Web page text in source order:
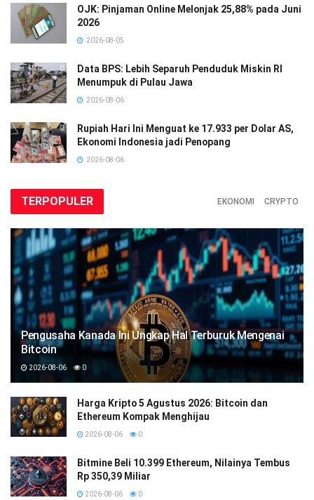
OJK: Pinjaman Online Melonjak 25,88% pada Juni
2026
2026-08-05
Data BPS: Lebih Separuh Penduduk Miskin RI
Menumpuk di Pulau Jawa
2026-08-06
Rupiah Hari Ini Menguat ke 17.933 per Dolar AS,
Ekonomi Indonesia jadi Penopang
2026-08-06
TERPOPULER EKONOMI CRYPTO
Pengusaha Kanada Ini Ungkap Hal Terburuk Mengenai
Bitcoin
2026-08-06 0
Harga Kripto 5 Agustus 2026: Bitcoin dan
Ethereum Kompak Menghijau
2026-08-06 0
Bitmine Beli 10.399 Ethereum, Nilainya Tembus
Rp 350,39 Miliar
2026-08-06 0